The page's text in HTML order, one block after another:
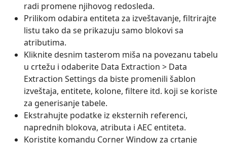
radi promene njihovog redosleda.
Prilikom odabira entiteta za izveštavanje, filtrirajte
listu tako da se prikazuju samo blokovi sa
atributima.
Kliknite desnim tasterom miša na povezanu tabelu
u crtežu i odaberite Data Extraction > Data
Extraction Settings da biste promenili šablon
izveštaja, entitete, kolone, filtere itd. koji se koriste
za generisanje tabele.
Ekstrahujte podatke iz eksternih referenci,
naprednih blokova, atributa i AEC entiteta.
Koristite komandu Corner Window za crtanje